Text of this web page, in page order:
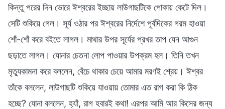
কিন্তু পরের দিন ভোরে ঈশ্বরের ইচ্ছায় লাউগাছটিকে পোকায় কেটে দিল।
সেটি শুকিয়ে গেল। সূর্য ওঠার পর ঈশ্বরের নির্দেশে পূর্বদিকের গরম হাওয়া
শোঁ-শোঁ করে বইতে লাগল। মাথার উপর সূর্যের প্রখর তাপ যেন আগুন
ছড়াতে লাগল। যোনার চেতনা লোপ পাওয়ার উপক্রম হল। তিনি তখন
মৃত্যুকামনা করে বললেন, বেঁচে থাকার চেয়ে আমার মরণই শ্রেয়। ঈশ্বর
তাঁকে বললেন, লাউগাছটি শুকিয়ে যাওয়ায় তোমার এত রাগ করা কি ঠিক
হচ্ছে? যোনা বললেন, হ্যাঁ, রাগ হবারই কথা! এরপর আমি আর কিসের জন্য